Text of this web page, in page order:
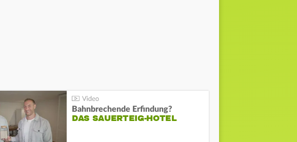
Bahnbrechende Erfindung?
DAS SAUERTEIG-HOTEL